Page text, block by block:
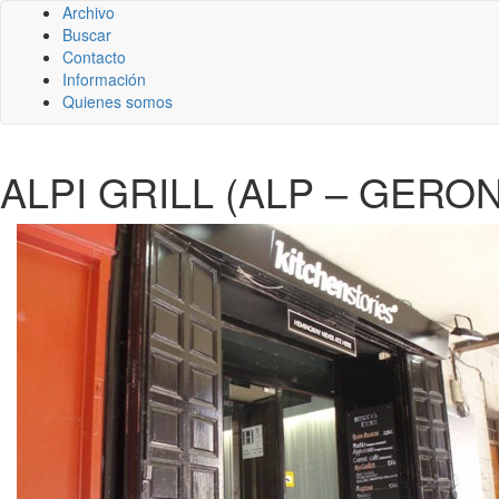
Archivo
Buscar
Contacto
Información
Quienes somos
ALPI GRILL (ALP –